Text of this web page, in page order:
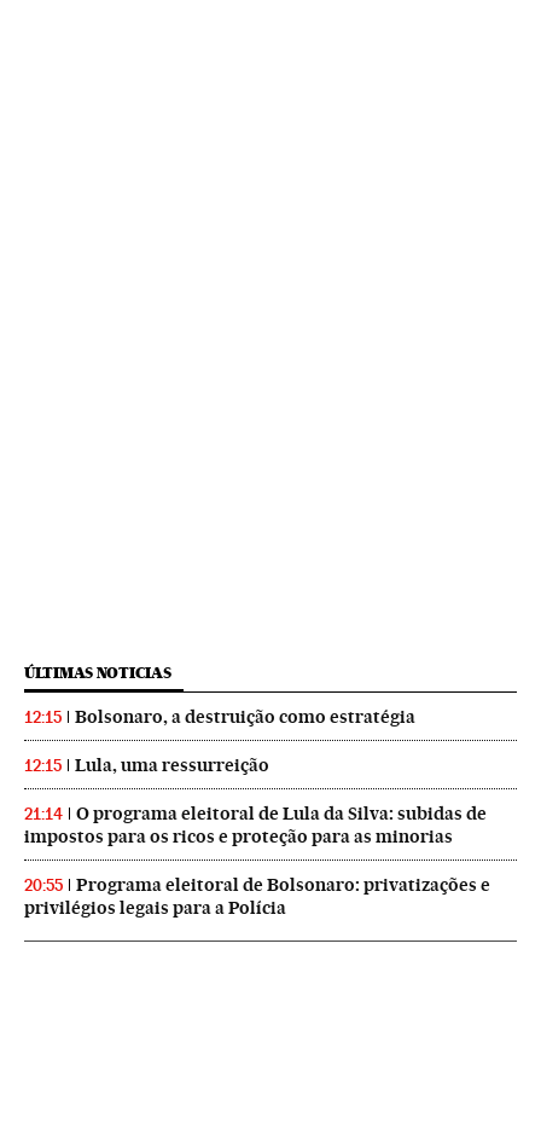
ÚLTIMAS NOTICIAS
12:15 Bolsonaro, a destruição como estratégia
12:15 Lula, uma ressurreição
21:14
O programa eleitoral de Lula da Silva: subidas de
impostos para os ricos e proteção para as minorias
20:55
Programa eleitoral de Bolsonaro: privatizações e
privilégios legais para a Polícia